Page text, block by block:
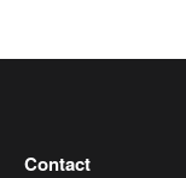
Contact